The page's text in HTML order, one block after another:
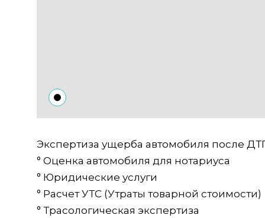
Экспертиза ущерба автомобиля после
° Оценка автомобиля для нотариуса
° Юридические услуги
° Расчет УТС (Утраты товарной стоимости)
° Трасологическая экспертиза